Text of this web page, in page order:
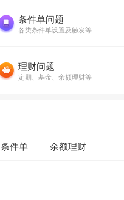
条件单问题
各类条件单设置及触发等
理财问题
定期、基金、余额理财等
条件单 余额理财